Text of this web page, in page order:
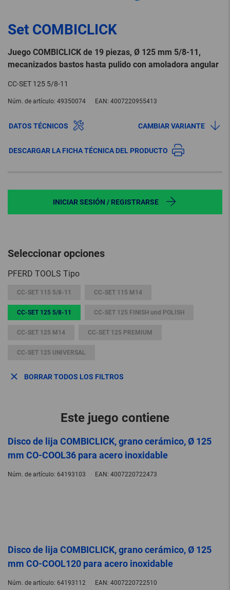
Set COMBICLICK
Juego COMBICLICK de 19 piezas, Ø 125 mm 5/8-11,
mecanizados bastos hasta pulido con amoladora angular
CC-SET 125 5/8-11
Núm. de artículo: 49350074 EAN: 4007220955413
DATOS TÉCNICOS CAMBIAR VARIANTE
DESCARGAR LA FICHA TÉCNICA DEL PRODUCTO
INICIAR SESIÓN / REGISTRARSE
Seleccionar opciones
PFERD TOOLS Tipo
CC-SET 115 5/8-11 CC-SET 115 M14
CC-SET 125 5/8-11 CC-SET 125 FINISH und POLISH
CC-SET 125 M14 CC-SET 125 PREMIUM
CC-SET 125 UNIVERSAL
BORRAR TODOS LOS FILTROS
Este juego contiene
Disco de lija COMBICLICK, grano cerámico, Ø 125
mm CO-COOL36 para acero inoxidable
Núm. de artículo: 64193103 EAN: 4007220722473
Disco de lija COMBICLICK, grano cerámico, Ø 125
mm CO-COOL120 para acero inoxidable
Núm. de artículo: 64193112 EAN: 4007220722510